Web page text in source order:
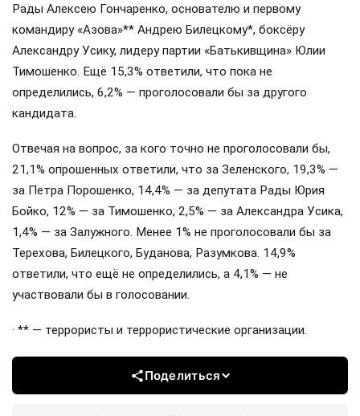
Рады Алексею Гончаренко, основателю и первому
командиру «Азова»** Андрею Билецкому*, боксёру
Александру Усику, лидеру партии «Батькивщина» Юлии
Тимошенко. Ещё 15,3% ответили, что пока не
определились, 6,2% — проголосовали бы за другого
кандидата.
Отвечая на вопрос, за кого точно не проголосовали бы,
21,1% опрошенных ответили, что за Зеленского, 19,3% —
за Петра Порошенко, 14,4% — за депутата Рады Юрия
Бойко, 12% — за Тимошенко, 2,5% — за Александра Усика,
1,4% — за Залужного. Менее 1% не проголосовали бы за
Терехова, Билецкого, Буданова, Разумкова. 14,9%
ответили, что ещё не определились, а 4,1% — не
участвовали бы в голосовании.
· ** — террористы и террористические организации.
Поделиться